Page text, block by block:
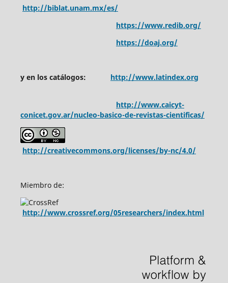
http://biblat.unam.mx/es/
https://www.redib.org/
https://doaj.org/
y en los catálogos: http://www.latindex.org
http://www.caicyt-
conicet.gov.ar/nucleo-basico-de-revistas-cientificas/
http://creativecommons.org/licenses/by-nc/4.0/
Miembro de:
http://www.crossref.org/05researchers/index.html